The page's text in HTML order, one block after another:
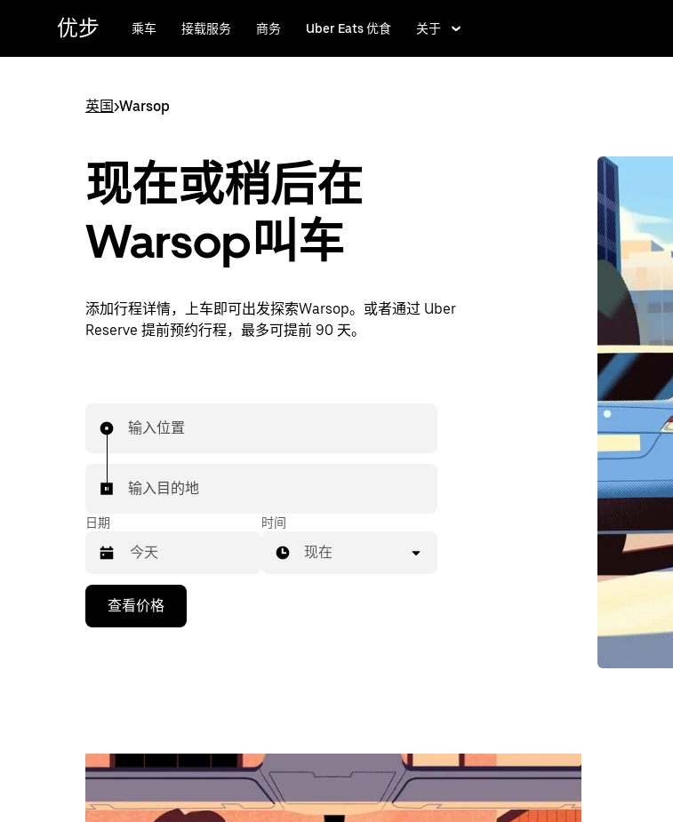
优步 乘车 接载服务 商务 Uber Eats 优食 关于
英国>Warsop
现在或稍后在
Warsop叫车
添加行程详情，上车即可出发探索Warsop。或者通过 Uber
Reserve 提前预约行程，最多可提前 90 天。
输入位置
输入目的地
日期
向
览
历
时间
现在
查看价格